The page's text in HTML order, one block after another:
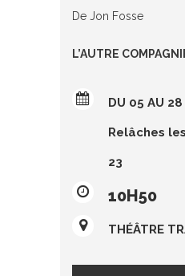
De Jon Fosse
L’AUTRE
DU 05 AU
Relâches
23
10H50
THÉÂTRE